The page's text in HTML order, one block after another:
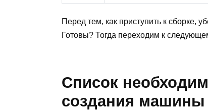
Перед тем, как приступить к сборке,
Готовы? Тогда переходим к
Список
создания машины